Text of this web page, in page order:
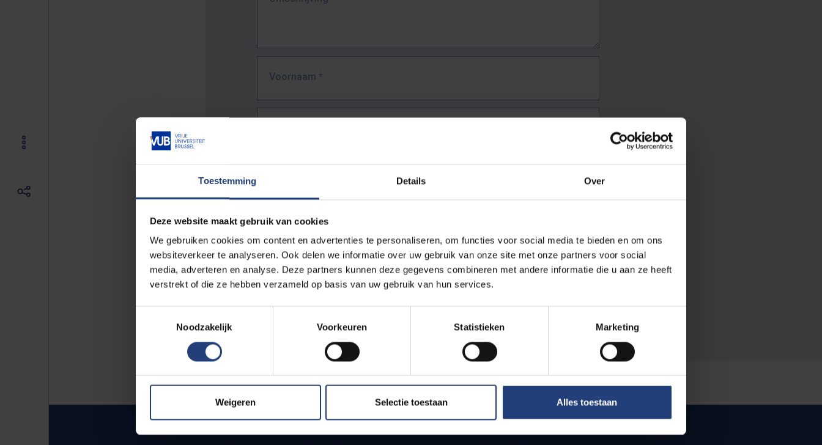
Toestemming Details Over
Deze website maakt gebruik van cookies
We gebruiken cookies om content en advertenties te personaliseren, om functies voor social media te bieden en om ons
websiteverkeer te analyseren. Ook delen we informatie over uw gebruik van onze site met onze partners voor social
media, adverteren en analyse. Deze partners kunnen deze gegevens combineren met andere informatie die u aan ze heeft
verstrekt of die ze hebben verzameld op basis van uw gebruik van hun services.
Noodzakelijk
Voorkeuren Statistieken Marketing
Weigeren Selectie toestaan Alles toestaan
Voornaam *
URL*
De volledige URL van de pagina waar je de fout zag.
Bv. https://www.vub.be/nl/studeren-aan-de-vub/alle-opleidingen